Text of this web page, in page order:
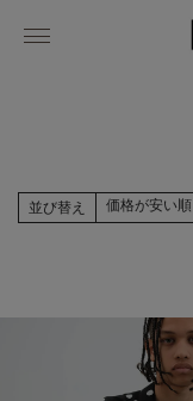
並び替え 価格が安い順